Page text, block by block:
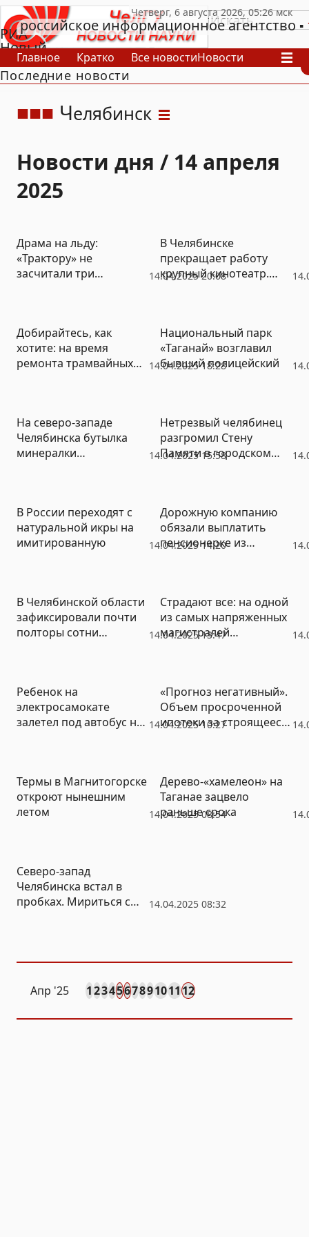
РИА
Новый
День
российское информационное агентство
Главное Кратко Все новостиНовости
В России
В мире
Последние новости
Челябинск
Новости дня / 14 апреля
2025
14.04.2025 20:08
Драма на льду:
«Трактору» не
засчитали три
В Челябинске
прекращает работу
крупный кинотеатр.
14.04.2025 18:28
Добирайтесь, как
хотите: на время
ремонта трамвайных
Национальный парк
«Таганай» возглавил
бывший полицейский
14.04.2025 15:58
На северо-западе
Челябинска бутылка
минералки
Нетрезвый челябинец
разгромил Стену
Памяти в городском
14.04.2025 14:20
В России переходят с
натуральной икры на
имитированную
Дорожную компанию
обязали выплатить
пенсионерке из
14.04.2025 13:47
В Челябинской области
зафиксировали почти
полторы сотни
Страдают все: на одной
из самых напряженных
магистралей
14.04.2025 10:27
Ребенок на
электросамокате
залетел под автобус на
«Прогноз негативный».
Объем просроченной
ипотеки за строящееся
14.04.2025 08:54
Термы в Магнитогорске
откроют нынешним
летом
Дерево-«хамелеон» на
Таганае зацвело
раньше срока
14.04.2025 08:32
Северо-запад
Челябинска встал в
пробках. Мириться с
Апр '25 123456789101112